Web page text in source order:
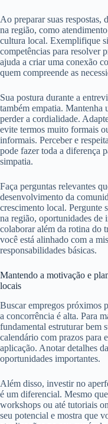
Ao preparar suas respostas,
na região, como
cultura local. Exemplifique
competências para resolver
ajuda a criar uma conexão
quem compreende as
Sua postura durante a
também empatia. Mantenha
perder a cordialidade.
evite termos muito formais
informais. Perceber e
pode fazer toda a diferença
simpatia.
Faça perguntas relevantes
desenvolvimento da
crescimento local. Pergunte
na região, oportunidades de
colaborar além da rotina do
você está alinhado com a
responsabilidades básicas.
Mantendo a motivação e
locais
Buscar empregos próximos
a concorrência é alta. Para
fundamental estruturar bem
calendário com prazos para
aplicação. Anotar detalhes
oportunidades importantes.
Além disso, investir no
é um diferencial. Mesmo
workshops ou até tutoriais
seu potencial e mostra que